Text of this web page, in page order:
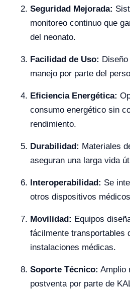
Seguridad Mejorada:
monitoreo continuo que
del neonato.
Facilidad de Uso:
manejo por parte del
Eficiencia Energética:
consumo energético sin
rendimiento.
Durabilidad: Materiales
aseguran una larga vida
Interoperabilidad: Se
otros dispositivos
Movilidad: Equipos
fácilmente transportables
instalaciones médicas.
Soporte Técnico: Amplio
postventa por parte de